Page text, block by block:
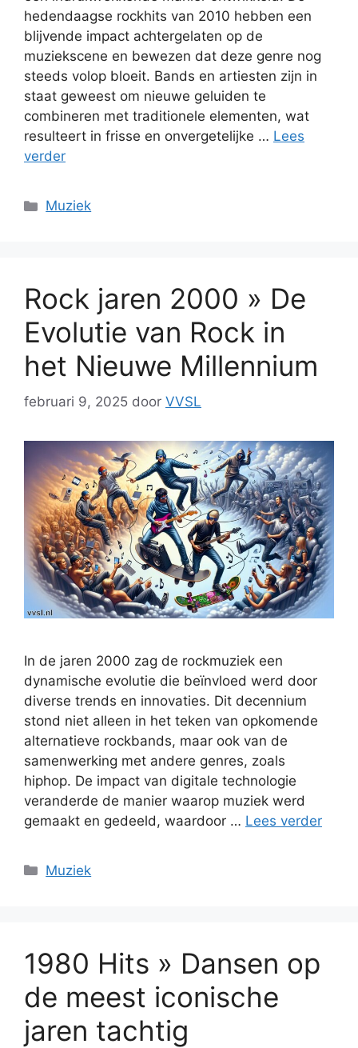
hedendaagse rockhits van 2010 hebben een
blijvende impact achtergelaten op de
muziekscene en bewezen dat deze genre nog
steeds volop bloeit. Bands en artiesten zijn in
staat geweest om nieuwe geluiden te
combineren met traditionele elementen, wat
resulteert in frisse en onvergetelijke … Lees
verder
Categorieën
Muziek
Rock jaren 2000 » De
Evolutie van Rock in
het Nieuwe Millennium
februari 9, 2025 door VVSL
In de jaren 2000 zag de rockmuziek een
dynamische evolutie die beïnvloed werd door
diverse trends en innovaties. Dit decennium
stond niet alleen in het teken van opkomende
alternatieve rockbands, maar ook van de
samenwerking met andere genres, zoals
hiphop. De impact van digitale technologie
veranderde de manier waarop muziek werd
gemaakt en gedeeld, waardoor … Lees verder
Categorieën
Muziek
1980 Hits » Dansen op
de meest iconische
jaren tachtig